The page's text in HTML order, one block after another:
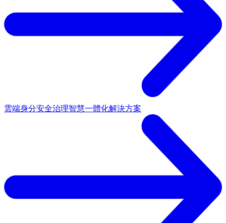
雲端身分安全治理智慧一體化解決方案